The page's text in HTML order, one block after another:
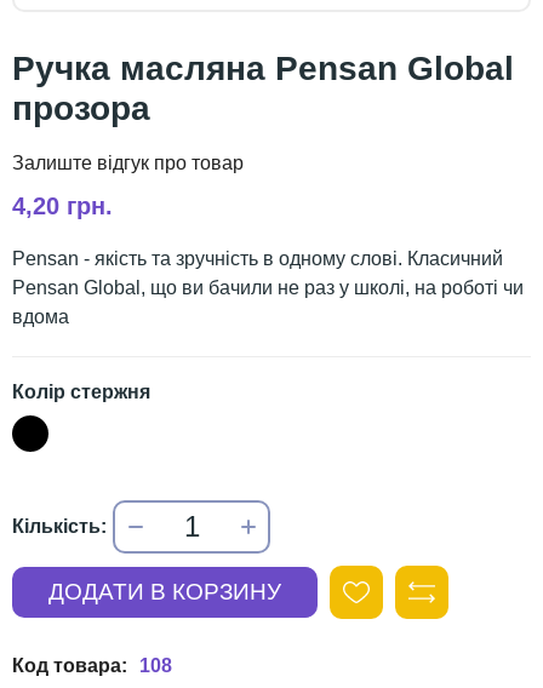
Ручка масляна Pensan Global
прозора
4,20 грн.
Pensan - якість та зручність в одному слові. Класичний
Pensan Global, що ви бачили не раз у школі, на роботі чи
вдома
Колір стержня
108